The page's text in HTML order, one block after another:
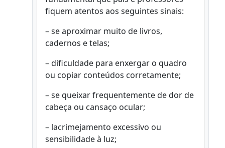
fiquem atentos aos seguintes sinais:
– se aproximar muito de livros,
cadernos e telas;
– dificuldade para enxergar o quadro
ou copiar conteúdos corretamente;
– se queixar frequentemente de dor de
cabeça ou cansaço ocular;
– lacrimejamento excessivo ou
sensibilidade à luz;